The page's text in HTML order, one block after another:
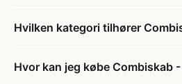
Hvilken kategori tilhører
Hvor kan jeg købe Combiskab